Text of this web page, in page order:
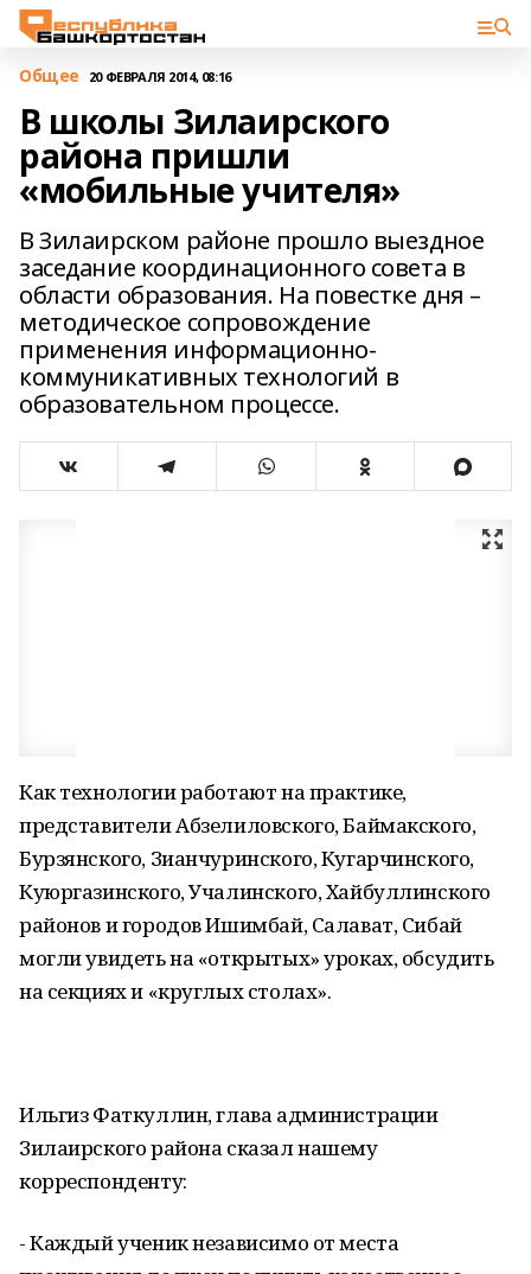
Общее 20 ФЕВРАЛЯ 2014, 08:16
В школы Зилаирского
района пришли
«мобильные учителя»
В Зилаирском районе прошло выездное
заседание координационного совета в
области образования. На повестке дня –
методическое сопровождение
применения информационно-
коммуникативных технологий в
образовательном процессе.
Как технологии работают на практике,
представители Абзелиловского, Баймакского,
Бурзянского, Зианчуринского, Кугарчинского,
Куюргазинского, Учалинского, Хайбуллинского
районов и городов Ишимбай, Салават, Сибай
могли увидеть на «открытых» уроках, обсудить
на секциях и «круглых столах».
Ильгиз Фаткуллин, глава администрации
Зилаирского района сказал нашему
корреспонденту:
- Каждый ученик независимо от места